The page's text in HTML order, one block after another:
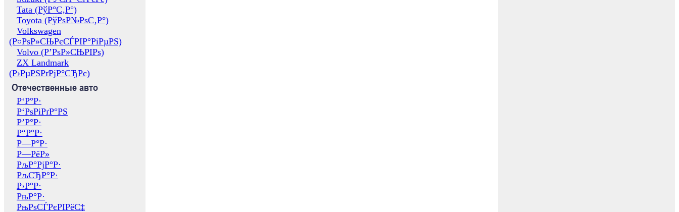
Tata (РўР°С‚Р°)
Toyota (РўРѕР№РѕС‚Р°)
Volkswagen
(Р¤РѕР»СЊРєСЃРІР°РіРµРЅ)
Volvo (Р’РѕР»СЊРІРѕ)
ZX Landmark
(Р›РµРЅРґРјР°СЂРє)
Отечественные авто
Р‘Р°Р·
Р‘РѕРіРґР°РЅ
Р’Р°Р·
Р“Р°Р·
Р—Р°Р·
Р—РёР»
РљР°РјР°Р·
РљСЂР°Р·
Р›Р°Р·
РњР°Р·
РњРѕСЃРєРІРёС‡